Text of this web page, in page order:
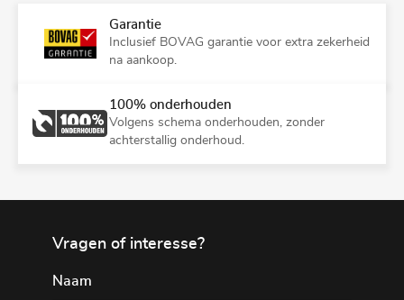
Garantie
Inclusief BOVAG garantie voor extra zekerheid
na aankoop.
100% onderhouden
Volgens schema onderhouden, zonder
achterstallig onderhoud.
Vragen of interesse?
Naam